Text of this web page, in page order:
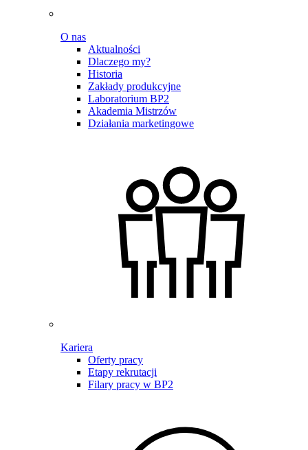
O nas
Aktualności
Dlaczego my?
Historia
Zakłady produkcyjne
Laboratorium BP2
Akademia Mistrzów
Działania marketingowe
Kariera
Oferty pracy
Etapy rekrutacji
Filary pracy w BP2